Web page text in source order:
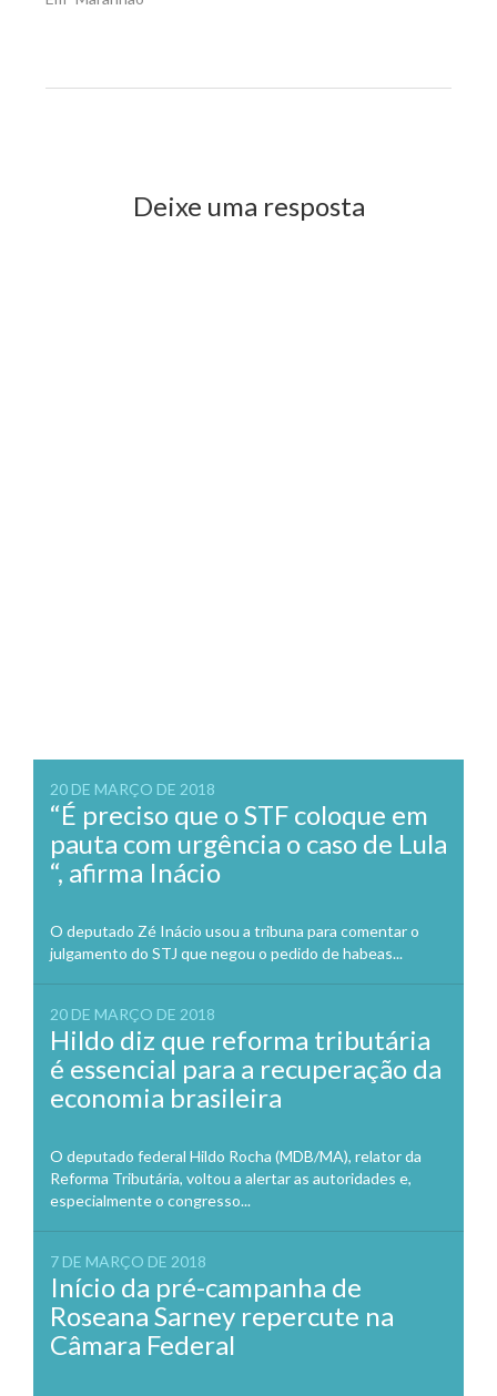
Deixe uma resposta
20 DE MARÇO DE 2018
“É preciso que o STF coloque em
pauta com urgência o caso de Lula
“, afirma Inácio
O deputado Zé Inácio usou a tribuna para comentar o
julgamento do STJ que negou o pedido de habeas...
20 DE MARÇO DE 2018
Hildo diz que reforma tributária
é essencial para a recuperação da
economia brasileira
O deputado federal Hildo Rocha (MDB/MA), relator da
Reforma Tributária, voltou a alertar as autoridades e,
especialmente o congresso...
7 DE MARÇO DE 2018
Início da pré-campanha de
Roseana Sarney repercute na
Câmara Federal